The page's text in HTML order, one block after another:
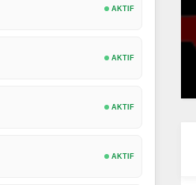
AKTIF
AKTIF
AKTIF
AKTIF